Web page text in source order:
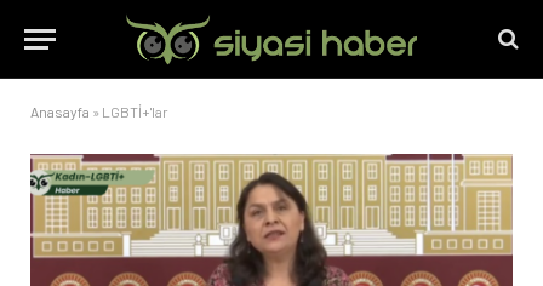
Anasayfa » LGBTİ+'lar